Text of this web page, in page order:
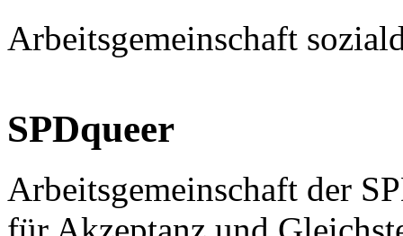
Arbeitsgemeinschaft
SPDqueer
Arbeitsgemeinschaft der